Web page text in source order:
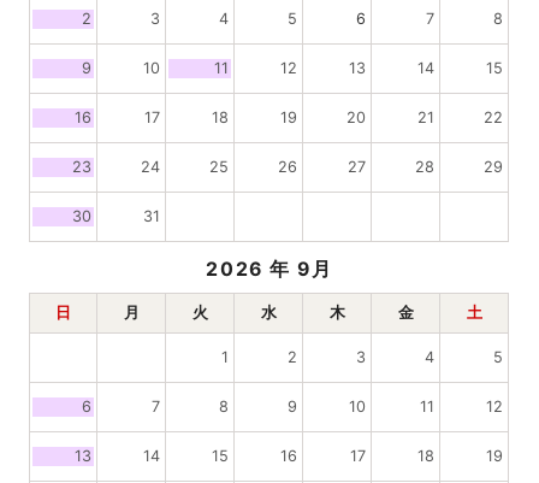
2 3 4 5 6 7 8
9 10 11 12 13 14 15
16 17 18 19 20 21 22
23 24 25 26 27 28 29
30 31
2026 年 9月
日 月 火 水 木 金 土
1 2 3 4 5
6 7 8 9 10 11 12
13 14 15 16 17 18 19